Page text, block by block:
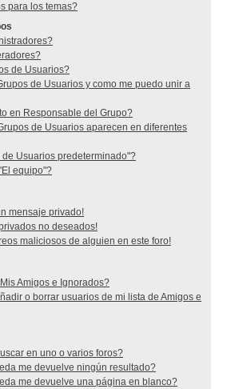
para los temas?
de Usuarios?
de Usuarios y como me puedo unir a
en Responsable del Grupo?
de Usuarios aparecen en diferentes
Usuarios predeterminado"?
equipo"?
mensaje privado!
no deseados!
maliciosos de alguien en este foro!
Amigos e Ignorados?
o borrar usuarios de mi lista de Amigos e
en uno o varios foros?
me devuelve ningún resultado?
me devuelve una página en blanco?